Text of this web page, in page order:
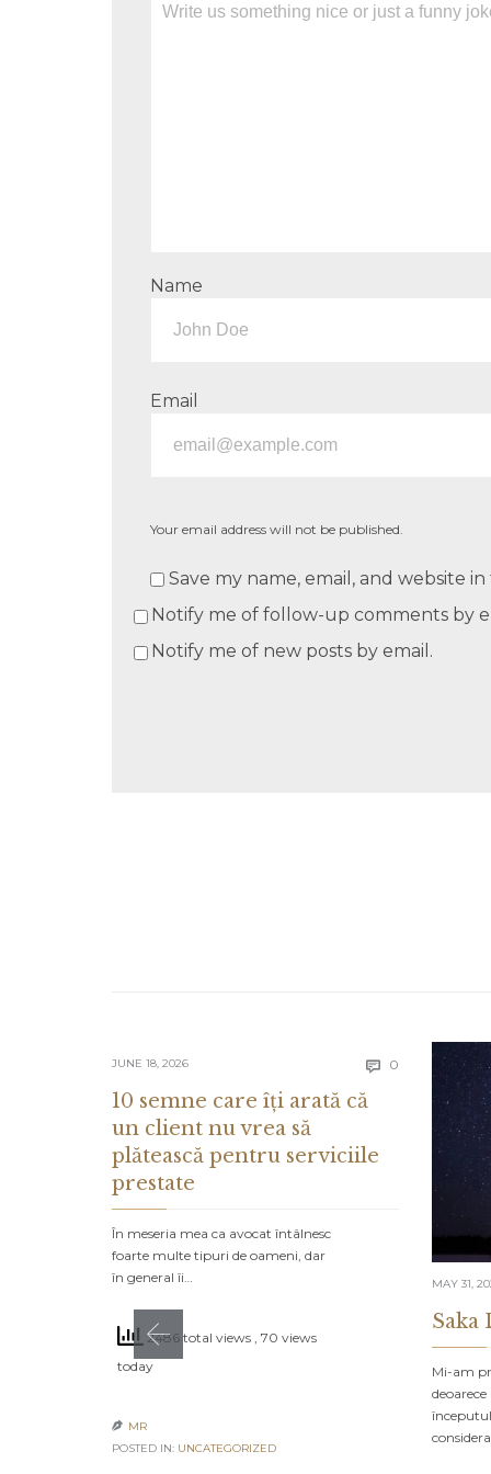
Name
Email
Your email address will not be published.
Save my name, email, and website
Notify me of follow-up comments by
Notify me of new posts by email.
JUNE 18, 2026  0 Comments
10 semne care îți arată că
un client nu vrea să
plătească pentru serviciile
prestate
În meseria mea ca avocat întâlnesc
foarte multe tipuri de oameni, dar
în general îi…
2486 total views , 70 views
today
 MR
POSTED IN: UNCATEGORIZED
MAY 31,
Saka
Mi-am